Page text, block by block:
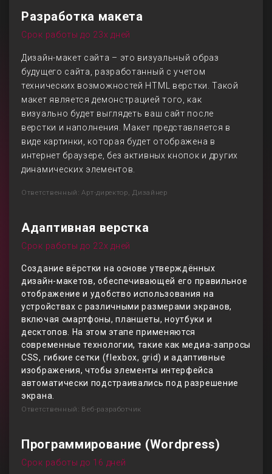
Разработка макета
Срок работы до 23х дней
Дизайн-макет сайта – это визуальный образ
будущего сайта, разработанный с учетом
технических возможностей HTML верстки. Такой
макет является демонстрацией того, как
визуально будет выглядеть ваш сайт после
верстки и наполнения. Макет представляется в
виде картинки, которая будет отображена в
интернет браузере, без активных кнопок и других
динамических элементов.
Ответственный: Арт-директор, Дизайнер
Адаптивная верстка
Срок работы до 22х дней
Создание вёрстки на основе утверждённых
дизайн-макетов, обеспечивающей его правильное
отображение и удобство использования на
устройствах с различными размерами экранов,
включая смартфоны, планшеты, ноутбуки и
десктопов. На этом этапе применяются
современные технологии, такие как медиа-запросы
CSS, гибкие сетки (flexbox, grid) и адаптивные
изображения, чтобы элементы интерфейса
автоматически подстраивались под разрешение
экрана.
Ответственный: Веб-разработчик
Программирование (Wordpress)
Срок работы до 16 дней